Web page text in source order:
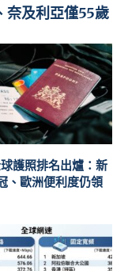
奈及利亞僅55歲
護照排名出爐：新
、歐洲便利度仍領